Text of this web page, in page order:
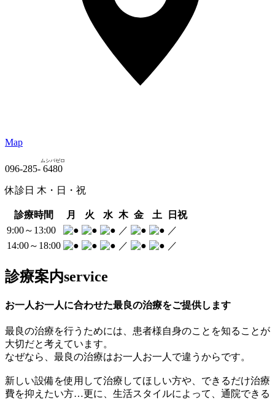
Map
096-285- 6480
ムシバゼロ
休診日 木・日・祝
診療時間 月 火 水 木 金 土
日祝
9:00～13:00
／
／
14:00～18:00
／ ／
診療案内service
お一人お一人に合わせた最良の治療をご提供します
最良の治療を行うためには、患者様自身のことを知ることが
大切だと考えています。
なぜなら、 最良の治療はお一人お一人で違う からです。
新しい設備を使用して治療してほしい方や、できるだけ治療
費を抑えたい方…更に、生活スタイルによって、通院できる